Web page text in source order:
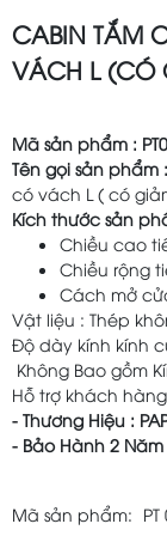
CABIN TẮM
VÁCH L (CÓ
Mã sản phẩm :
Tên gọi sản phẩm :
có vách L ( có
Kích thước sản
Chiều cao
Chiều rộng
Cách mở
Vật liệu : Thép
Độ dày kính kính
Không Bao gồm
Hỗ trợ khách
- Thương Hiệu :
- Bảo Hành 2 Năm
Mã sản phẩm: